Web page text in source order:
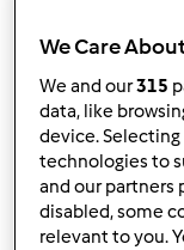
winignam
We Care
We and our315
data, like
device.
technologies to
and our partners
disabled, some
relevant to you.